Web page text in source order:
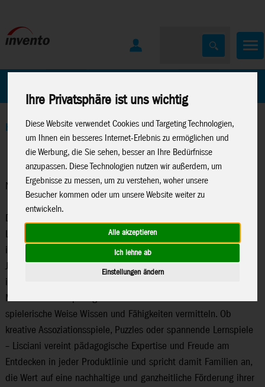
Ihre Privatsphäre ist uns wichtig
Diese Website verwendet Cookies und Targeting Technologien,
um Ihnen ein besseres Internet-Erlebnis zu ermöglichen und
die Werbung, die Sie sehen, besser an Ihre Bedürfnisse
anzupassen. Diese Technologien nutzen wir außerdem, um
Ergebnisse zu messen, um zu verstehen, woher unsere
Besucher kommen oder um unsere Website weiter zu
entwickeln.
Alle akzeptieren
Ich lehne ab
Einstellungen ändern
Home>Neuheiten 2026>Neuheiten 01-26>Neuheiten
Lisciani
Neuheiten Lisciani
Die italienische Firma Lisciani ist bekannt für ihre hochwertigen
Lern- und Spielmaterialien, die darauf ausgelegt sind, Kinder in
ihrer Entwicklung zu unterstützen und zu fördern. Mit über 40
Jahren Erfahrung verbindet Lisciani pädagogisches Wissen mit
innovativen Ideen und liefert zahlreiche Produkte, die nach
Montessori-Prinzipien gestaltet wurden und Kindern auf
spielerische Weise Wissen und Fähigkeiten vermitteln. Ob
kreative Assoziationsspiele, Puzzles oder spannende Lernspiele
– Lisciani vereint pädagogische Expertise und Freude am
Entdecken in jeder Produktlinie und spricht damit Familien an,
die Wert auf eine nachhaltige und ganzheitliche Förderung ihrer